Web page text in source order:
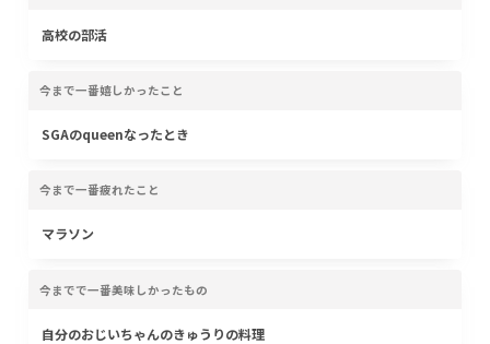
高校の部活
今まで一番嬉しかったこと
SGAのqueenなったとき
今まで一番疲れたこと
マラソン
今までで一番美味しかったもの
自分のおじいちゃんのきゅうりの料理